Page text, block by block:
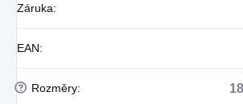
Záruka:
EAN:
? Rozměry: